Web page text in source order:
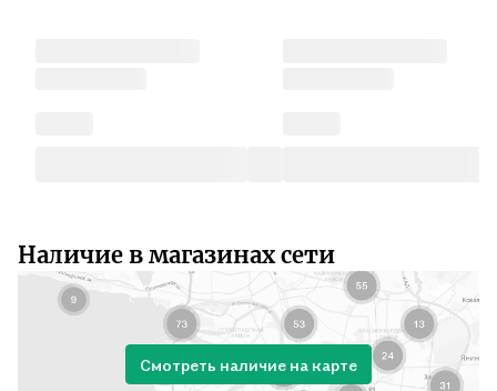
Наличие в магазинах сети
Смотреть наличие на карте